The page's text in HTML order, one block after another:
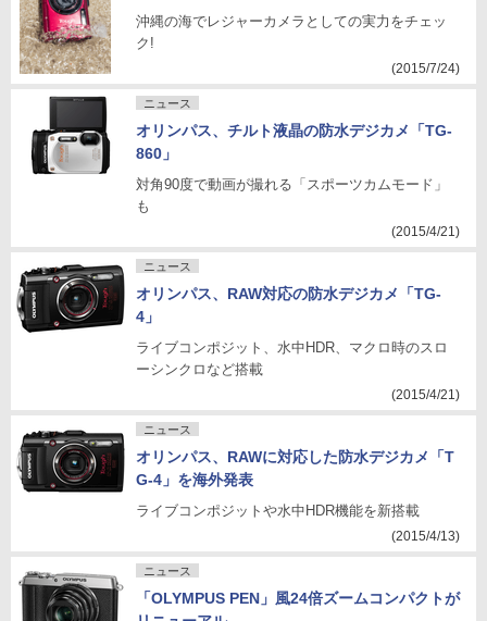
沖縄の海でレジャーカメラとしての実力をチェッ
ク!
(2015/7/24)
ニュース
オリンパス、チルト液晶の防水デジカメ「TG-
860」
対角90度で動画が撮れる「スポーツカムモード」
も
(2015/4/21)
ニュース
オリンパス、RAW対応の防水デジカメ「TG-
4」
ライブコンポジット、水中HDR、マクロ時のスロ
ーシンクロなど搭載
(2015/4/21)
ニュース
オリンパス、RAWに対応した防水デジカメ「T
G-4」を海外発表
ライブコンポジットや水中HDR機能を新搭載
(2015/4/13)
ニュース
「OLYMPUS PEN」風24倍ズームコンパクトが